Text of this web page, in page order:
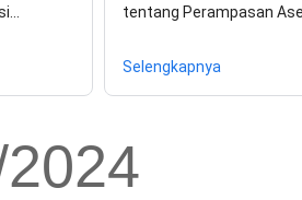
tentang Perampasan
Selengkapnya